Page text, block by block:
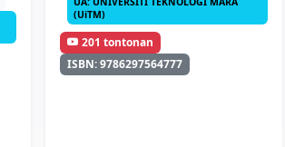
(UiTM)
201 tontonan
ISBN: 9786297564777